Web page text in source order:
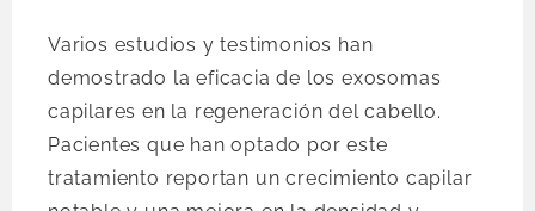
Varios estudios y testimonios han
demostrado la eficacia de los exosomas
capilares en la regeneración del cabello.
Pacientes que han optado por este
tratamiento reportan un crecimiento capilar